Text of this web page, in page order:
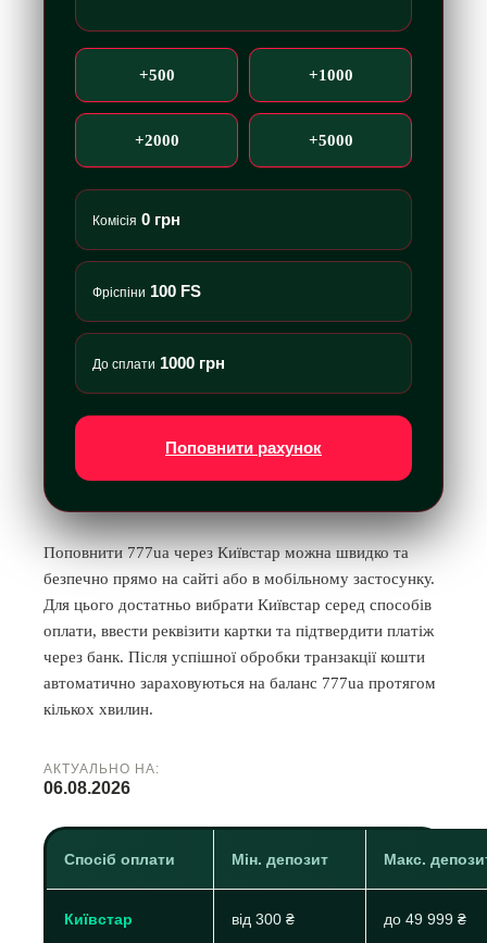
+500 +1000
+2000 +5000
Комісія 0 грн
Фріспіни 100 FS
До сплати 1000 грн
Поповнити рахунок
Поповнити 777ua через Київстар можна швидко та
безпечно прямо на сайті або в мобільному застосунку.
Для цього достатньо вибрати Київстар серед способів
оплати, ввести реквізити картки та підтвердити платіж
через банк. Після успішної обробки транзакції кошти
автоматично зараховуються на баланс 777ua протягом
кількох хвилин.
АКТУАЛЬНО НА:
06.08.2026
Спосіб оплати Мін. депозит Макс.
Київстар від 300 ₴ до 49 999 ₴